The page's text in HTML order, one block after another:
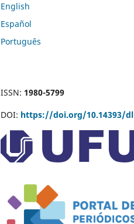
English
Español
Português
ISSN: 1980-5799
DOI: https://doi.org/10.14393/dl